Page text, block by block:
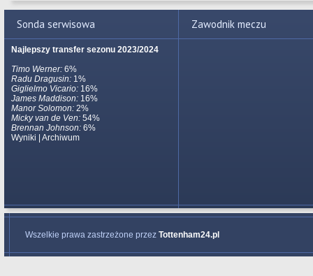
Sonda serwisowa
Najlepszy transfer sezonu 2023/2024
Timo Werner: 6%
Radu Dragusin: 1%
Giglielmo Vicario: 16%
James Maddison: 16%
Manor Solomon: 2%
Micky van de Ven: 54%
Brennan Johnson: 6%
Wyniki
Archiwum
Zawodnik meczu
Wszelkie prawa zastrzeżone przez Tottenham24.pl